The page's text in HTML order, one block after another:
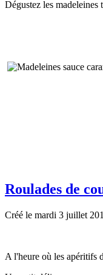
Dégustez les madeleines
Roulades de
Créé le mardi 3 juillet
A l'heure où les apéritifs